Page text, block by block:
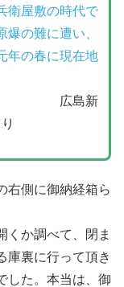
衛屋敷の時代で
の難に遭い、
年の春に現在地
右側に御納経箱ら
か調べて、閉ま
庫裏に行って頂き
した。本当は、御